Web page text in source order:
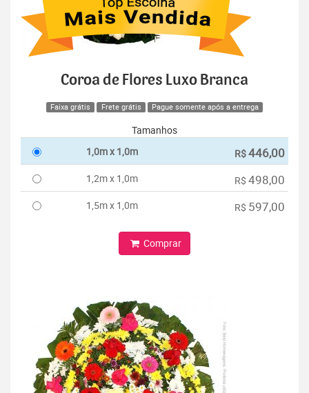
Coroa de Flores Luxo Branca
Faixa grátis Frete grátis Pague somente após a entrega
Tamanhos
1,0m x 1,0m
R$446,00
1,2m x 1,0m R$ 498,00
1,5m x 1,0m R$ 597,00
Comprar